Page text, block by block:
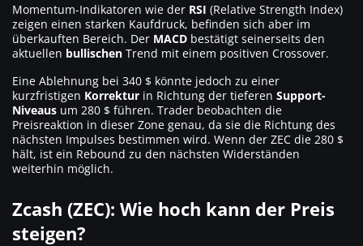
Momentum-Indikatoren wie der RSI (Relative Strength Index)
zeigen einen starken Kaufdruck, befinden sich aber im
überkauften Bereich. Der MACD bestätigt seinerseits den
aktuellen bullischen Trend mit einem positiven Crossover.
Eine Ablehnung bei 340 $ könnte jedoch zu einer
kurzfristigen Korrektur in Richtung der tieferen Support-
Niveaus um 280 $ führen. Trader beobachten die
Preisreaktion in dieser Zone genau, da sie die Richtung des
nächsten Impulses bestimmen wird. Wenn der ZEC die 280 $
hält, ist ein Rebound zu den nächsten Widerständen
weiterhin möglich.
Zcash (ZEC): Wie hoch kann der Preis
steigen?